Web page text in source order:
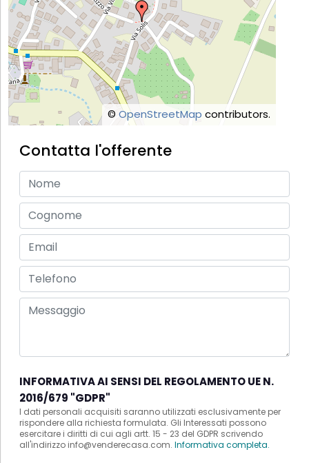
© OpenStreetMap contributors.
Contatta l'offerente
INFORMATIVA AI SENSI DEL REGOLAMENTO UE N.
2016/679 "GDPR"
I dati personali acquisiti saranno utilizzati esclusivamente per
rispondere alla richiesta formulata. Gli Interessati possono
esercitare i diritti di cui agli artt. 15 - 23 del GDPR scrivendo
all'indirizzo info@venderecasa.com. Informativa completa.